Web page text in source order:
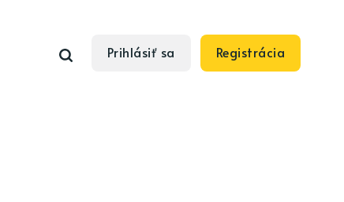
Prihlásiť sa Registrácia